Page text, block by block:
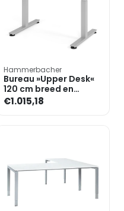
Hammerbacher
Bureau »Upper Desk«
120 cm breed en
elektrisch in hoogte
verstelbaar tot 128,5 c
€1.015,18